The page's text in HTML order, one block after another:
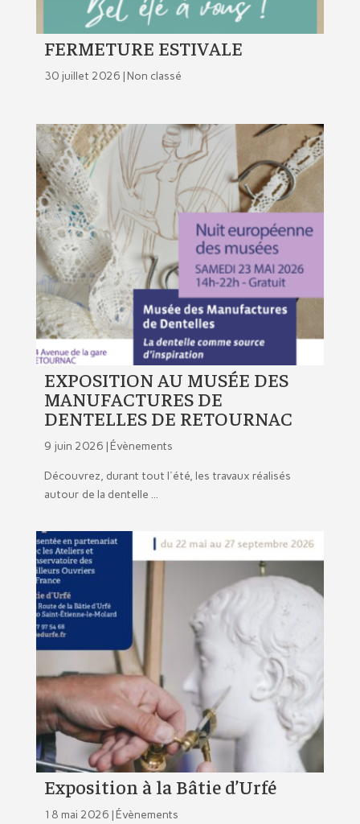
FERMETURE ESTIVALE
30 juillet 2026 | Non classé
EXPOSITION AU MUSÉE DES
MANUFACTURES DE
DENTELLES DE RETOURNAC
9 juin 2026 | Évènements
Découvrez, durant tout l'été, les travaux réalisés
autour de la dentelle ...
Exposition à la Bâtie d’Urfé
18 mai 2026 | Évènements